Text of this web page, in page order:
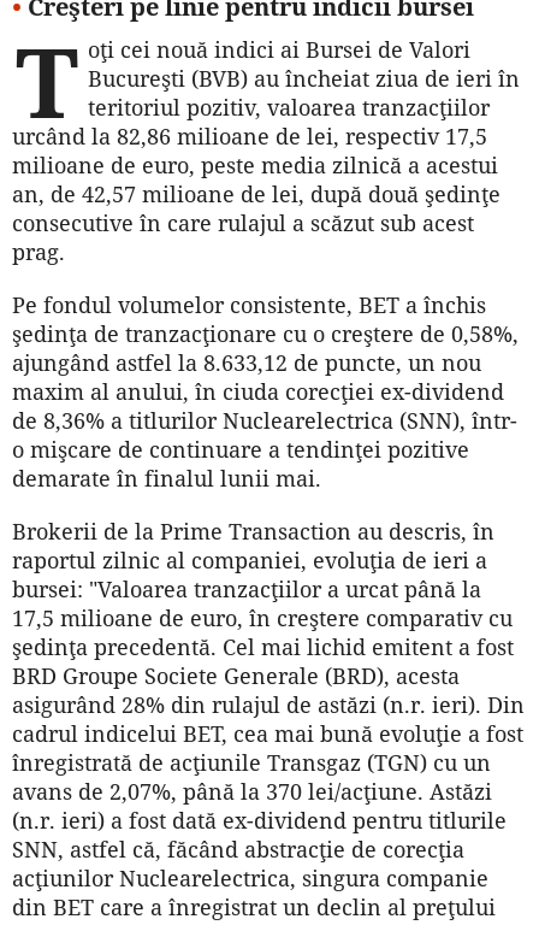
• Creşteri pe linie pentru indicii bursei
T oţi cei nouă indici ai Bursei de Valori
Bucureşti (BVB) au încheiat ziua de ieri în
teritoriul pozitiv, valoarea tranzacţiilor
urcând la 82,86 milioane de lei, respectiv 17,5
milioane de euro, peste media zilnică a acestui
an, de 42,57 milioane de lei, după două şedinţe
consecutive în care rulajul a scăzut sub acest
prag.
Pe fondul volumelor consistente, BET a închis
şedinţa de tranzacţionare cu o creştere de 0,58%,
ajungând astfel la 8.633,12 de puncte, un nou
maxim al anului, în ciuda corecţiei ex-dividend
de 8,36% a titlurilor Nuclearelectrica (SNN), într-
o mişcare de continuare a tendinţei pozitive
demarate în finalul lunii mai.
Brokerii de la Prime Transaction au descris, în
raportul zilnic al companiei, evoluţia de ieri a
bursei: "Valoarea tranzacţiilor a urcat până la
17,5 milioane de euro, în creştere comparativ cu
şedinţa precedentă. Cel mai lichid emitent a fost
BRD Groupe Societe Generale (BRD), acesta
asigurând 28% din rulajul de astăzi (n.r. ieri). Din
cadrul indicelui BET, cea mai bună evoluţie a fost
înregistrată de acţiunile Transgaz (TGN) cu un
avans de 2,07%, până la 370 lei/acţiune. Astăzi
(n.r. ieri) a fost dată ex-dividend pentru titlurile
SNN, astfel că, făcând abstracţie de corecţia
acţiunilor Nuclearelectrica, singura companie
din BET care a înregistrat un declin al preţului